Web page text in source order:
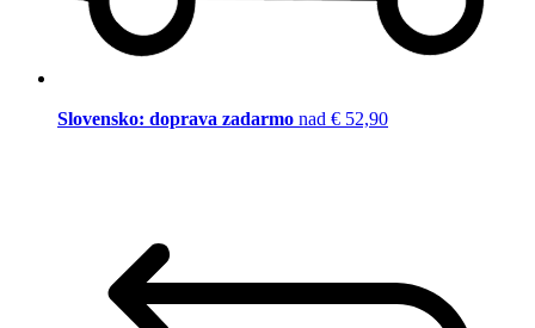
Slovensko: doprava zadarmo nad € 52,90